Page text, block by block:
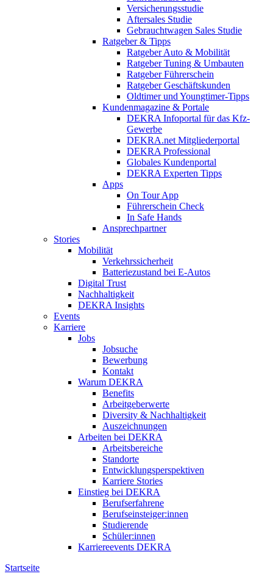
Versicherungsstudie
Aftersales Studie
Gebrauchtwagen Sales Studie
Ratgeber & Tipps
Ratgeber Auto & Mobilität
Ratgeber Tuning & Umbauten
Ratgeber Führerschein
Ratgeber Geschäftskunden
Oldtimer und Youngtimer-Tipps
Kundenmagazine & Portale
DEKRA Infoportal für das Kfz-
Gewerbe
DEKRA.net Mitgliederportal
DEKRA Professional
Globales Kundenportal
DEKRA Experten Tipps
Apps
On Tour App
Führerschein Check
In Safe Hands
Ansprechpartner
Stories
Mobilität
Verkehrssicherheit
Batteriezustand bei E-Autos
Digital Trust
Nachhaltigkeit
DEKRA Insights
Events
Karriere
Jobs
Jobsuche
Bewerbung
Kontakt
Warum DEKRA
Benefits
Arbeitgeberwerte
Diversity & Nachhaltigkeit
Auszeichnungen
Arbeiten bei DEKRA
Arbeitsbereiche
Standorte
Entwicklungsperspektiven
Karriere Stories
Einstieg bei DEKRA
Berufserfahrene
Berufseinsteiger:innen
Studierende
Schüler:innen
Karriereevents DEKRA
Startseite